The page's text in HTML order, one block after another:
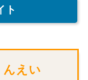
ト
んえい